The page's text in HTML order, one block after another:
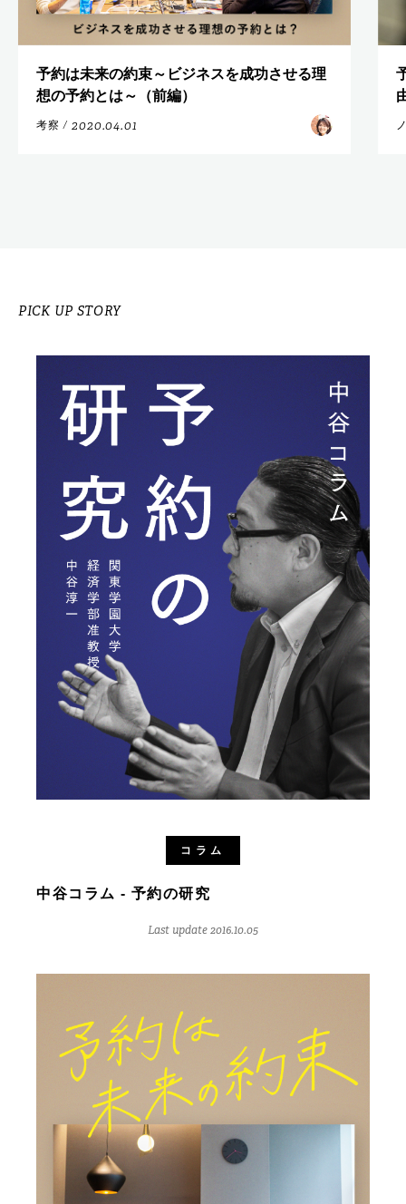
予約は未来の約束～ビジネスを成功させる理
想の予約とは～（前編）
考察 / 2020.04.01
PICK UP STORY
コラム
中谷コラム - 予約の研究
Last update 2016.10.05